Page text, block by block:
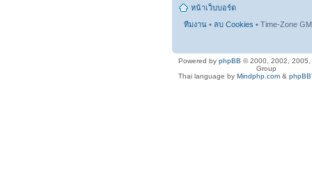
หน้าเว็บบอร์ด
ทีมงาน • ลบ Cookies • Time-Zone
Powered by phpBB © 2000, 2002,
Group
Thai language by Mindphp.com&